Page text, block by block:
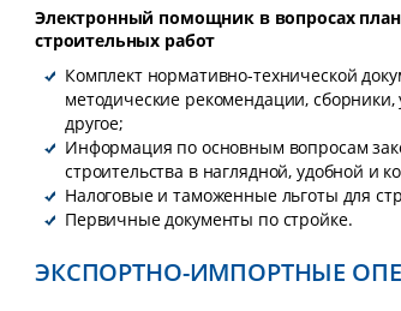
Электронный помощник в вопросах
строительных работ
Комплект нормативно-технической
методические рекомендации,
другое;
Информация по основным вопросам
строительства в наглядной, удобной и
Налоговые и таможенные льготы для
Первичные документы по стройке.
ЭКСПОРТНО-ИМПОРТНЫЕ